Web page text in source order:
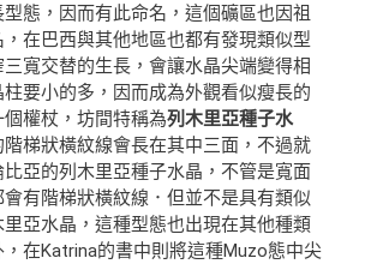
態，因而有此命名，這個礦區也因祖
在巴西與其他地區也都有發現類似型
寬交替的生長，會讓水晶尖端變得相
要小的多，因而成為外觀看似瘦長的
權杖，坊間特稱為列木里亞種子水
階梯狀橫紋線會長在其中三面，不過就
亞的列木里亞種子水晶，不管是寬面
有階梯狀橫紋線．但並不是具有類似
亞水晶，這種型態也出現在其他種類
在Katrina的書中則將這種Muzo態中尖